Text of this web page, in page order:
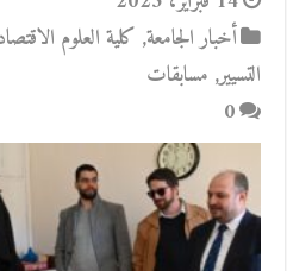
أخبار الجامعة, كلية العلوم
التسيير, مسابقات
0